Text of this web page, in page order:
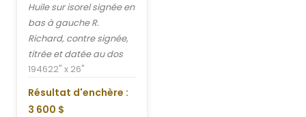
Huile sur isorel signée en
bas à gauche R.
Richard, contre signée,
titrée et datée au dos
194622" x 26"
Résultat d'enchère :
3 600 $